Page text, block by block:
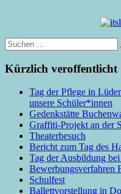
Suche
nach:
Kürzlich veroffentlicht
Tag der Pflege in
unsere Schüler*innen
Gedenkstätte
Graffiti-Projekt an der
Theaterbesuch
Bericht zum Tag des
Tag der Ausbildung
Bewerbungsverfahren
Schulfest
Ballettvorstellung in